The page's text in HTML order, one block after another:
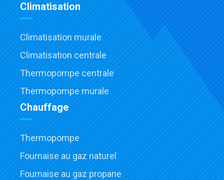
Climatisation
Climatisation murale
Climatisation centrale
Thermopompe centrale
Thermopompe murale
Chauffage
Thermopompe
Fournaise au gaz naturel
Fournaise au gaz propane